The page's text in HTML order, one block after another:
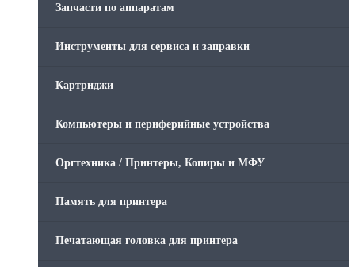
Запчасти по аппаратам
Инструменты для сервиса и заправки
Картриджи
Компьютеры и периферийные устройства
Оргтехника / Принтеры, Копиры и МФУ
Память для принтера
Печатающая головка для принтера